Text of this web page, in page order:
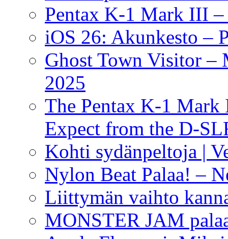
Pentax K-1 Mark III
iOS 26: Akunkesto –
Ghost Town Visitor –
2025
The Pentax K-1
Expect from the D-
Kohti sydänpeltoja |
Nylon Beat Palaa! –
Liittymän vaihto
MONSTER JAM